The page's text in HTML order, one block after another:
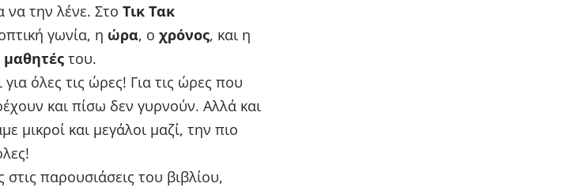
να την λένε. Στο Τικ Τακ
γωνία, η ώρα, ο χρόνος, και η
μαθητές του.
όλες τις ώρες! Για τις ώρες που
και πίσω δεν γυρνούν. Αλλά και
μικροί και μεγάλοι μαζί, την πιο
παρουσιάσεις του βιβλίου,